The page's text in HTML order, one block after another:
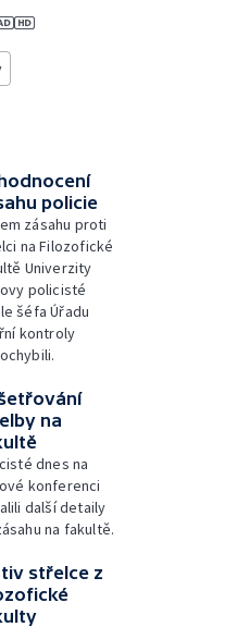
policie
zásahu proti
na Filozofické
Univerzity
policisté
šéfa Úřadu
kontroly
na
dnes na
konferenci
další detaily
na fakultě.
střelce z